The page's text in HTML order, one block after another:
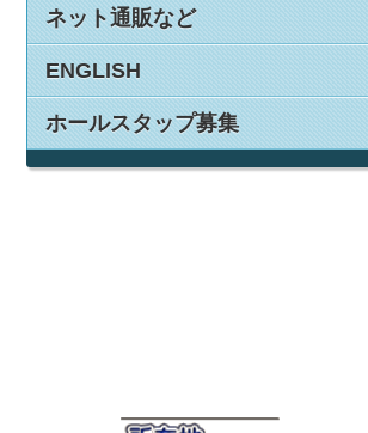
ネット通販など
ENGLISH
ホールスタップ募集